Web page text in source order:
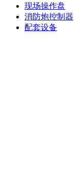
现场操作盘
消防炮控制器
配套设备